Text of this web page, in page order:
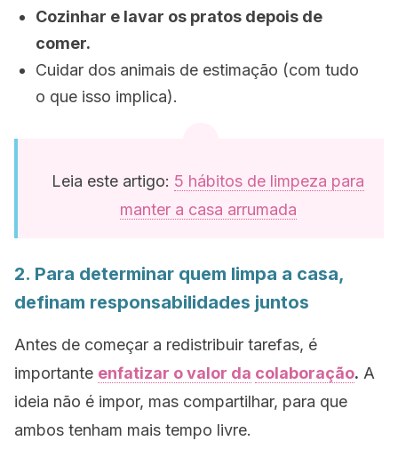
Cozinhar e lavar os pratos depois de
comer.
Cuidar dos animais de estimação (com tudo
o que isso implica).
Leia este artigo: 5 hábitos de limpeza para
manter a casa arrumada
2. Para determinar quem limpa a casa,
definam responsabilidades juntos
Antes de começar a redistribuir tarefas, é
importante enfatizar o valor da colaboração. A
ideia não é impor, mas compartilhar, para que
ambos tenham mais tempo livre.